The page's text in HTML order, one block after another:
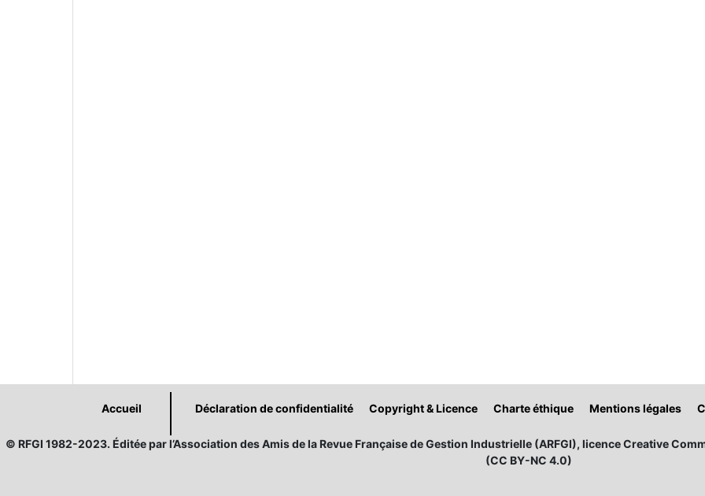
Accueil Déclaration de confidentialité Copyright & Licence Charte éthique Mentions légales
© RFGI 1982-2023. Éditée par l’Association des Amis de la Revue Française de Gestion Industrielle (ARFGI), licence Creative
(CC BY-NC 4.0)